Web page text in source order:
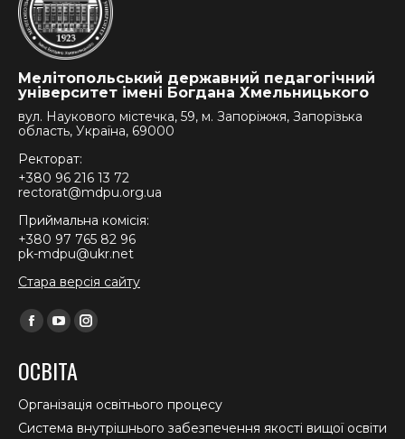
Мелітопольський державний педагогічний
університет імені Богдана Хмельницького
вул. Наукового містечка, 59, м. Запоріжжя, Запорізька
область, Україна, 69000
Ректорат:
+380 96 216 13 72
rectorat@mdpu.org.ua
Приймальна комісія:
+380 97 765 82 96
pk-mdpu@ukr.net
Стара версія сайту
Find us on:
Facebook
opens
in
new
YouTube
opens
in
new
Instagram
in
new
ОСВІТА
Організація освітнього процесу
Система внутрішнього забезпечення якості вищої освіти